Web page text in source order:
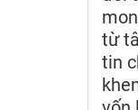
từ
tin